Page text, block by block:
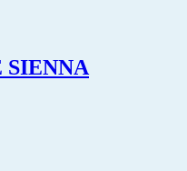
SIENNA